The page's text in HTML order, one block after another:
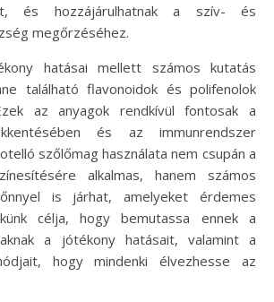
és hozzájárulhatnak a szív- és
megőrzéséhez.
hatásai mellett számos kutatás
található flavonoidok és polifenolok
az anyagok rendkívül fontosak a
és az immunrendszer
szőlőmag használata nem csupán a
alkalmas, hanem számos
is járhat, amelyeket érdemes
célja, hogy bemutassa ennek a
a jótékony hatásait, valamint a
hogy mindenki élvezhesse az